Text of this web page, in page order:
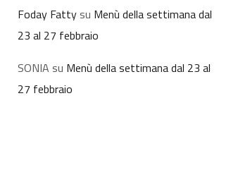
Foday Fattysu Menù della settimana dal
23 al 27 febbraio
SONIA su Menù della settimana dal 23 al
27 febbraio